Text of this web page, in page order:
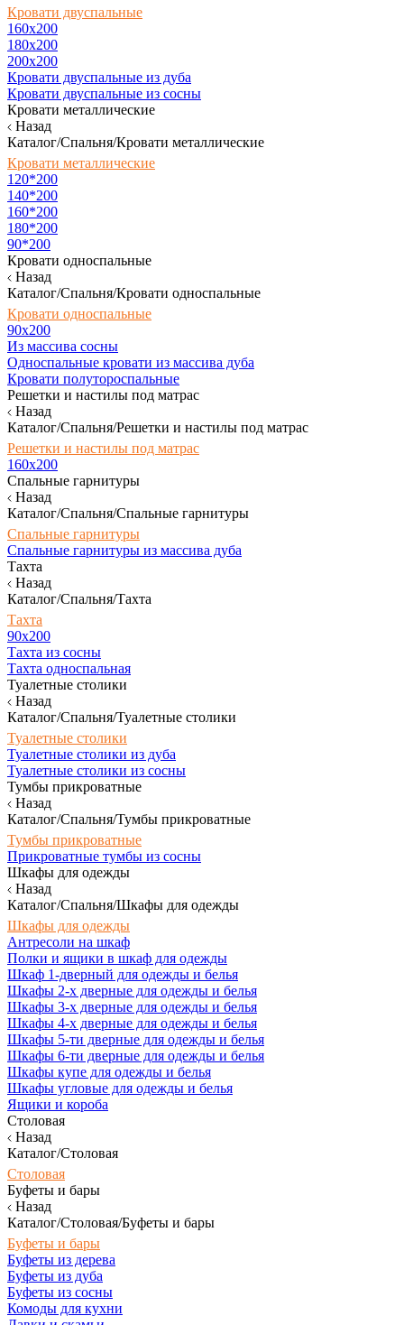
Кровати двуспальные
160х200
180x200
200x200
Кровати двуспальные из дуба
Кровати двуспальные из сосны
Кровати металлические
Назад
Каталог/Спальня/Кровати металлические
Кровати металлические
120*200
140*200
160*200
180*200
90*200
Кровати односпальные
Назад
Каталог/Спальня/Кровати односпальные
Кровати односпальные
90х200
Из массива сосны
Односпальные кровати из массива дуба
Кровати полутороспальные
Решетки и настилы под матрас
Назад
Каталог/Спальня/Решетки и настилы под матрас
Решетки и настилы под матрас
160х200
Спальные гарнитуры
Назад
Каталог/Спальня/Спальные гарнитуры
Спальные гарнитуры
Спальные гарнитуры из массива дуба
Тахта
Назад
Каталог/Спальня/Тахта
Тахта
90х200
Тахта из сосны
Тахта односпальная
Туалетные столики
Назад
Каталог/Спальня/Туалетные столики
Туалетные столики
Туалетные столики из дуба
Туалетные столики из сосны
Тумбы прикроватные
Назад
Каталог/Спальня/Тумбы прикроватные
Тумбы прикроватные
Прикроватные тумбы из сосны
Шкафы для одежды
Назад
Каталог/Спальня/Шкафы для одежды
Шкафы для одежды
Антресоли на шкаф
Полки и ящики в шкаф для одежды
Шкаф 1-дверный для одежды и белья
Шкафы 2-х дверные для одежды и белья
Шкафы 3-х дверные для одежды и белья
Шкафы 4-х дверные для одежды и белья
Шкафы 5-ти дверные для одежды и белья
Шкафы 6-ти дверные для одежды и белья
Шкафы купе для одежды и белья
Шкафы угловые для одежды и белья
Ящики и короба
Столовая
Назад
Каталог/Столовая
Столовая
Буфеты и бары
Назад
Каталог/Столовая/Буфеты и бары
Буфеты и бары
Буфеты из дерева
Буфеты из дуба
Буфеты из сосны
Комоды для кухни